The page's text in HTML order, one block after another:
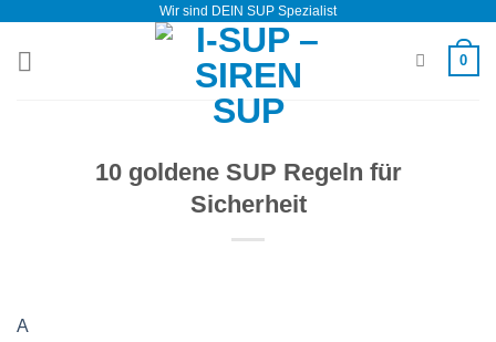
springen
Wir sind DEIN SUP Spezialist
0
10 goldene SUP Regeln für
Sicherheit
A